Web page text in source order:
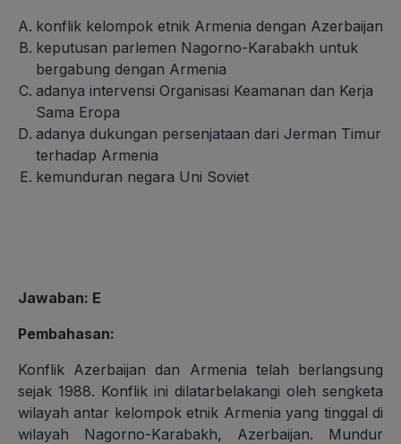
konflik kelompok etnik Armenia dengan Azerbaijan
keputusan parlemen Nagorno-Karabakh untuk
bergabung dengan Armenia
adanya intervensi Organisasi Keamanan dan Kerja
Sama Eropa
adanya dukungan persenjataan dari Jerman Timur
terhadap Armenia
kemunduran negara Uni Soviet
Jawaban: E
Pembahasan:
Konflik Azerbaijan dan Armenia telah berlangsung
sejak 1988. Konflik ini dilatarbelakangi oleh sengketa
wilayah antar kelompok etnik Armenia yang tinggal di
wilayah Nagorno-Karabakh, Azerbaijan. Mundur